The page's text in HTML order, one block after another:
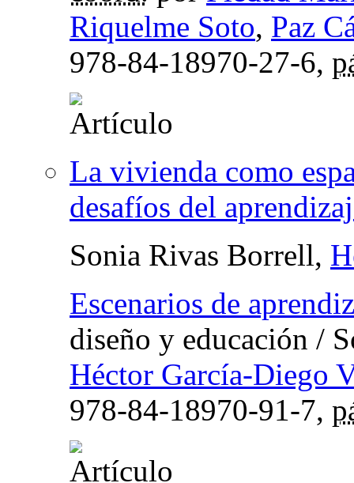
Riquelme Soto, Paz
978-84-18970-27-6,
La vivienda como
desafíos del
Sonia Rivas Borrell,
Escenarios de
diseño y educación /
Héctor García-Diego
978-84-18970-91-7,